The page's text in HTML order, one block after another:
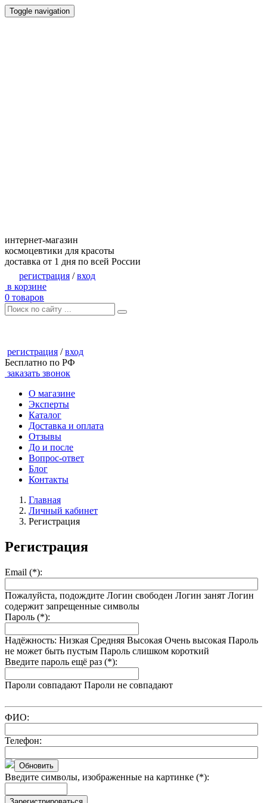
Toggle navigation
интернет-магазин
космоцевтики для красоты
доставка от 1 дня по всей России
регистрация /вход
в корзине
0 товаров
регистрация /вход
Бесплатно по РФ
заказать звонок
О магазине
Эксперты
Каталог
Доставка и оплата
Отзывы
До и после
Вопрос-ответ
Блог
Контакты
Главная
Личный кабинет
Регистрация
Регистрация
Email (*):
Пожалуйста, подождите Логин свободен Логин занят Логин
содержит запрещенные символы
Пароль (*):
Надёжность: Низкая Средняя Высокая Очень высокая Пароль
не может быть пустым Пароль слишком короткий
Введите пароль ещё раз (*):
Пароли совпадают Пароли не совпадают
ФИО:
Телефон:
Обновить
Введите символы, изображенные на картинке (*):